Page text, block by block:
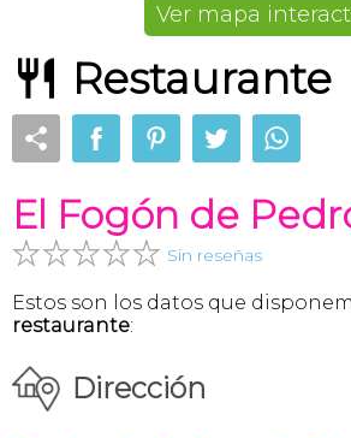
Ver mapa
Restaurante
El Fogón de
Sin reseñas
Estos son los datos que
restaurante:
Dirección